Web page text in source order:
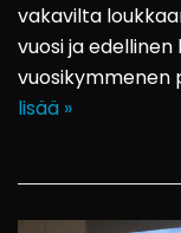
vakavilta
vuosi ja
vuosikymmenen
lisää »